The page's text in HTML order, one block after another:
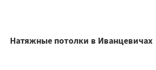
Натяжные потолки в Иванцевичах